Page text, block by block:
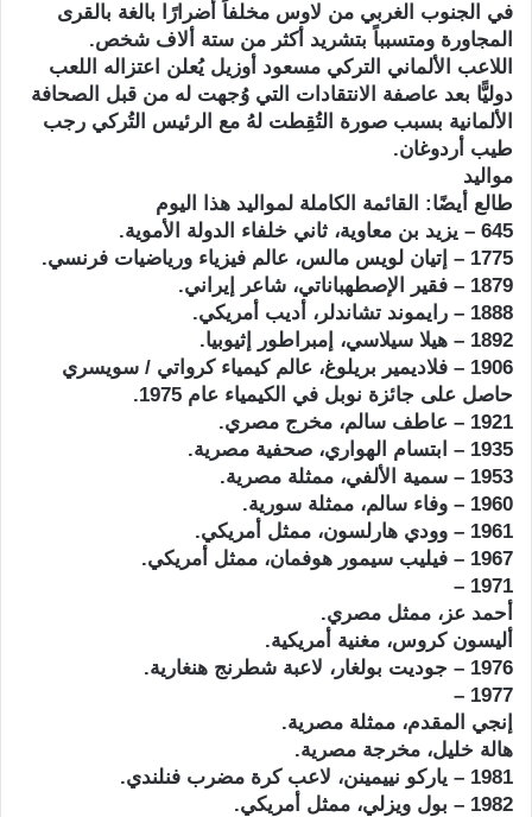
في الجنوب الغربي من لاوس مخلفاً أضرارًا بالغة بالقرى
المجاورة ومتسبباً بتشريد أكثر من ستة ألاف شخص.
اللاعب الألماني التركي مسعود أوزيل يُعلن اعتزاله اللعب
دوليًّا بعد عاصفة الانتقادات التي وُجهت له من قبل الصحافة
الألمانية بسبب صورة التُقِطت لهُ مع الرئيس التُركي رجب
طيب أردوغان.
مواليد
طالع أيضًا: القائمة الكاملة لمواليد هذا اليوم
645 – يزيد بن معاوية، ثاني خلفاء الدولة الأموية.
1775 – إتيان لويس مالس، عالم فيزياء ورياضيات فرنسي.
1879 – فقير الإصطهباناتي، شاعر إيراني.
1888 – رايموند تشاندلر، أديب أمريكي.
1892 – هيلا سيلاسي، إمبراطور إثيوبيا.
1906 – فلاديمير بريلوغ، عالم كيمياء كرواتي / سويسري
حاصل على جائزة نوبل في الكيمياء عام 1975.
1921 – عاطف سالم، مخرج مصري.
1935 – ابتسام الهواري، صحفية مصرية.
1953 – سمية الألفي، ممثلة مصرية.
1960 – وفاء سالم، ممثلة سورية.
1961 – وودي هارلسون، ممثل أمريكي.
1967 – فيليب سيمور هوفمان، ممثل أمريكي.
1971 –
أحمد عز، ممثل مصري.
أليسون كروس، مغنية أمريكية.
1976 – جوديت بولغار، لاعبة شطرنج هنغارية.
1977 –
إنجي المقدم، ممثلة مصرية.
هالة خليل، مخرجة مصرية.
1981 – ياركو نييمينن، لاعب كرة مضرب فنلندي.
1982 – بول ويزلي، ممثل أمريكي.